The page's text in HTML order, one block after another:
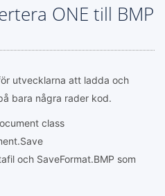
ONE till BMP
utvecklarna att ladda och
bara några rader kod.
class
och SaveFormat.BMP som